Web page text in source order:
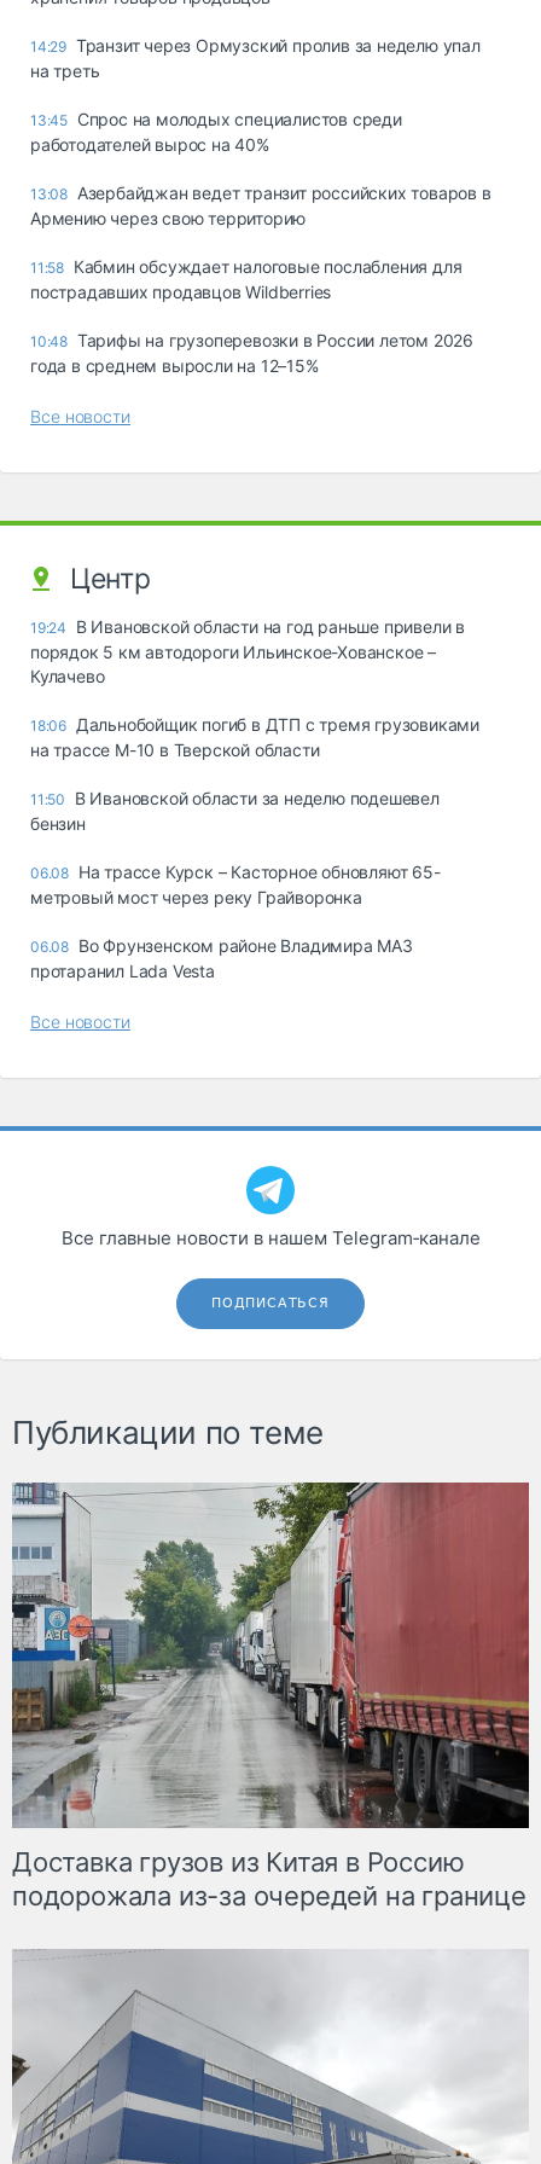
14:29 Транзит через Ормузский пролив за неделю упал
на треть
13:45 Спрос на молодых специалистов среди
работодателей вырос на 40%
13:08 Азербайджан ведет транзит российских товаров в
Армению через свою территорию
11:58 Кабмин обсуждает налоговые послабления для
пострадавших продавцов Wildberries
10:48 Тарифы на грузоперевозки в России летом 2026
года в среднем выросли на 12–15%
Все новости
Центр
19:24
В Ивановской области на год раньше привели в
порядок 5 км автодороги Ильинское-Хованское –
Кулачево
18:06 Дальнобойщик погиб в ДТП с тремя грузовиками
на трассе М-10 в Тверской области
11:50
В Ивановской области за неделю подешевел
бензин
06.08 На трассе Курск – Касторное обновляют 65-
метровый мост через реку Грайворонка
06.08 Во Фрунзенском районе Владимира МАЗ
протаранил Lada Vesta
Все новости
Все главные новости в нашем Telegram‑канале
ПОДПИСАТЬСЯ
Публикации по теме
Доставка грузов из Китая в Россию
подорожала из-за очередей на границе